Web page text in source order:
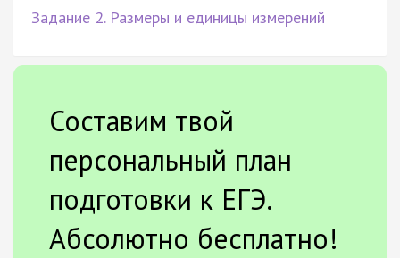
Задание 2. Размеры и единицы измерений
Составим твой
персональный план
подготовки к ЕГЭ.
Абсолютно бесплатно!